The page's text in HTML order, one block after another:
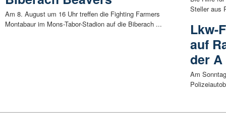
Am 8. August um 16 Uhr treffen die Fighting Farmers
Montabaur im Mons-Tabor-Stadion auf die Biberach ...
Steller aus
Lkw-
auf
der
Am